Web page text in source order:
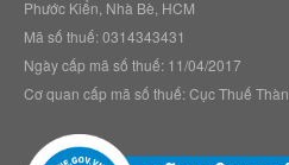
Phước Kiển, Nhà Bè, HCM
Mã số thuế: 0314343431
Ngày cấp mã số thuế: 11/04/2017
Cơ quan cấp mã số thuế: Cục Thuế